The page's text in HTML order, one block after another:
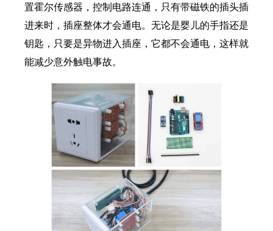
置霍尔传感器，控制电路连通，只有带磁铁的插头插
进来时，插座整体才会通电。无论是婴儿的手指还是
钥匙，只要是异物进入插座，它都不会通电，这样就
能减少意外触电事故。